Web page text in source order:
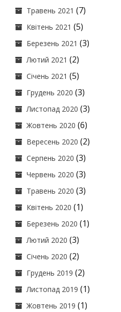
Травень 2021 (7)
Квітень 2021 (5)
Березень 2021 (3)
Лютий 2021 (2)
Січень 2021 (5)
Грудень 2020 (3)
Листопад 2020 (3)
Жовтень 2020 (6)
Вересень 2020 (2)
Серпень 2020 (3)
Червень 2020 (3)
Травень 2020 (3)
Квітень 2020 (1)
Березень 2020 (1)
Лютий 2020 (3)
Січень 2020 (2)
Грудень 2019 (2)
Листопад 2019 (1)
Жовтень 2019 (1)